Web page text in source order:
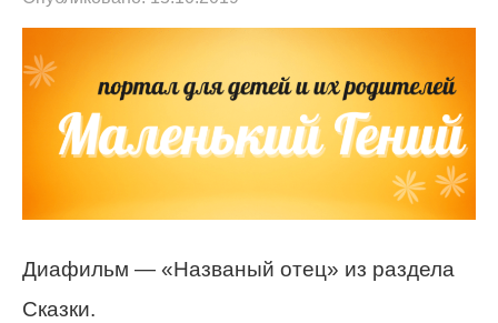
Диафильм — «Названый отец» из раздела
Сказки.